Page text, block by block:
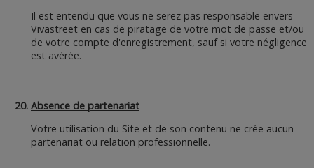
Il est entendu que vous ne serez pas responsable envers
Vivastreet en cas de piratage de votre mot de passe et/ou
de votre compte d'enregistrement, sauf si votre négligence
est avérée.
Absence de partenariat
Votre utilisation du Site et de son contenu ne crée aucun
partenariat ou relation professionnelle.